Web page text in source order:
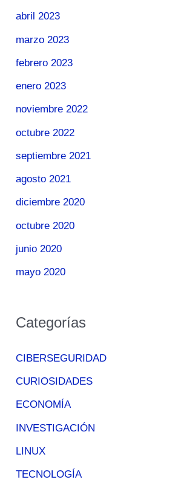
abril 2023
marzo 2023
febrero 2023
enero 2023
noviembre 2022
octubre 2022
septiembre 2021
agosto 2021
diciembre 2020
octubre 2020
junio 2020
mayo 2020
Categorías
CIBERSEGURIDAD
CURIOSIDADES
ECONOMÍA
INVESTIGACIÓN
LINUX
TECNOLOGÍA